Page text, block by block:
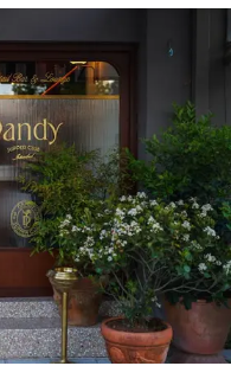
buluşturan
buluşuyor.
bu özel
gün batımından
deneyim sunuyor.